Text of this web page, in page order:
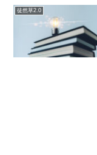
徒然草2.0